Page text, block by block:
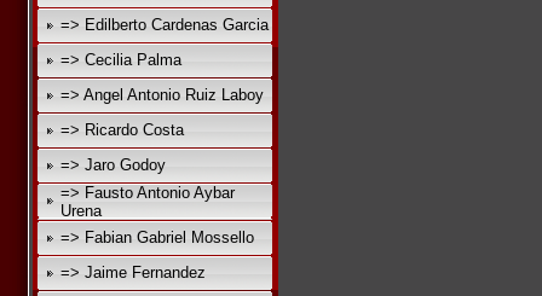
=> Edilberto Cardenas Garcia
=> Cecilia Palma
=> Angel Antonio Ruiz Laboy
=> Ricardo Costa
=> Jaro Godoy
=> Fausto Antonio Aybar
Urena
=> Fabian Gabriel Mossello
=> Jaime Fernandez